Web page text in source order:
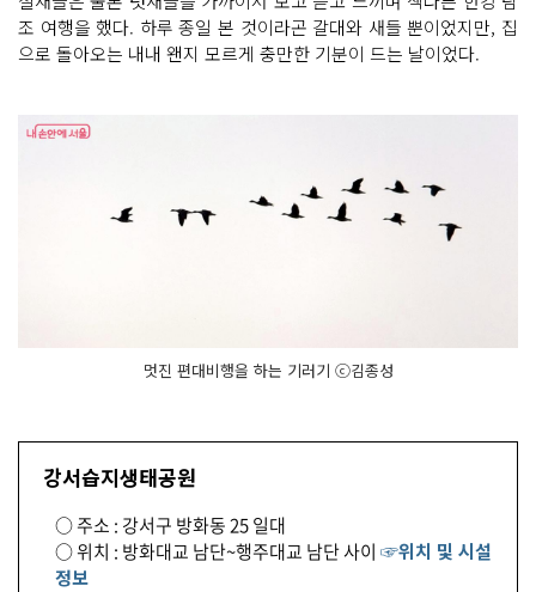
조 여행을 했다. 하루 종일 본 것이라곤 갈대와 새들 뿐이었지만, 집
으로 돌아오는 내내 왠지 모르게 충만한 기분이 드는 날이었다.
멋진 편대비행을 하는 기러기 ⓒ김종성
강서습지생태공원
○ 주소 : 강서구 방화동 25 일대
○ 위치 : 방화대교 남단~행주대교 남단 사이 ☞위치 및 시설
정보